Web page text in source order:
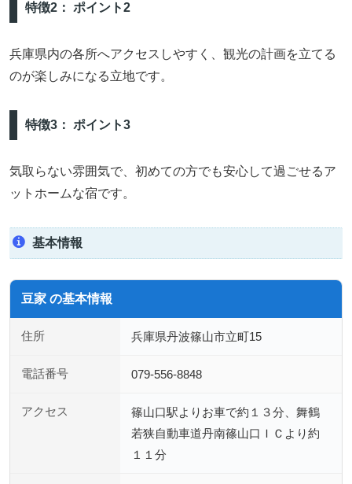
特徴2： ポイント2
兵庫県内の各所へアクセスしやすく、観光の計画を立てる
のが楽しみになる立地です。
特徴3： ポイント3
気取らない雰囲気で、初めての方でも安心して過ごせるア
ットホームな宿です。
基本情報
豆家 の基本情報
住所 兵庫県丹波篠山市立町15
電話番号 079-556-8848
アクセス
篠山口駅よりお車で約１３分、舞鶴
若狭自動車道丹南篠山口ＩＣより約
１１分